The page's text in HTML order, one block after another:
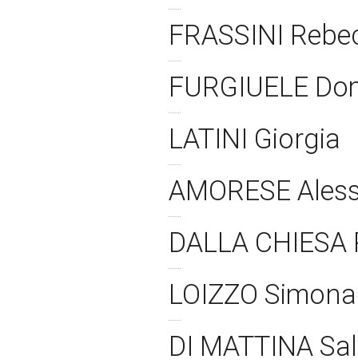
FRASSINI
FURGIUELE
LATINI Giorgia
AMORESE
DALLA
LOIZZO
DI MATTINA